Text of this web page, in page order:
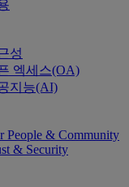
성
엑세스(OA)
지능(AI)
People & Community
& Security